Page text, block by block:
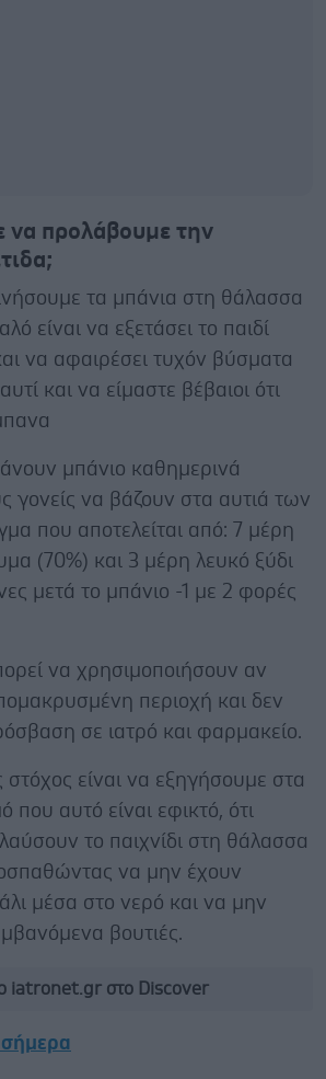
να προλάβουμε την
τα μπάνια στη θάλασσα
είναι να εξετάσει το παιδί
να αφαιρέσει τυχόν βύσματα
και να είμαστε βέβαιοι ότι
μπάνιο καθημερινά
γονείς να βάζουν στα αυτιά των
που αποτελείται από: 7 μέρη
(70%) και 3 μέρη λευκό ξύδι
μετά το μπάνιο -1 με 2 φορές
να χρησιμοποιήσουν αν
περιοχή και δεν
σε ιατρό και φαρμακείο.
στόχος είναι να εξηγήσουμε στα
που αυτό είναι εφικτό, ότι
το παιχνίδι στη θάλασσα
να μην έχουν
μέσα στο νερό και να μην
βουτιές.
iatronet.gr στο Discover
σήμερα